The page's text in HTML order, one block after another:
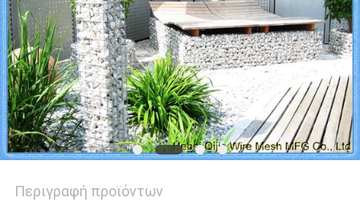
Περιγραφή προϊόντων